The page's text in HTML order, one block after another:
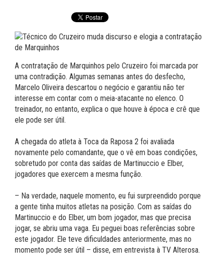
A contratação de Marquinhos pelo Cruzeiro foi marcada por
uma contradição. Algumas semanas antes do desfecho,
Marcelo Oliveira descartou o negócio e garantiu não ter
interesse em contar com o meia-atacante no elenco. O
treinador, no entanto, explica o que houve à época e crê que
ele pode ser útil.
A chegada do atleta à Toca da Raposa 2 foi avaliada
novamente pelo comandante, que o vê em boas condições,
sobretudo por conta das saídas de Martinuccio e Elber,
jogadores que exercem a mesma função.
– Na verdade, naquele momento, eu fui surpreendido porque
a gente tinha muitos atletas na posição. Com as saídas do
Martinuccio e do Elber, um bom jogador, mas que precisa
jogar, se abriu uma vaga. Eu peguei boas referências sobre
este jogador. Ele teve dificuldades anteriormente, mas no
momento pode ser útil – disse, em entrevista à TV Alterosa.